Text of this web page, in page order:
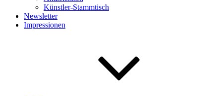
Künstler-Stammtisch
Newsletter
Impressionen